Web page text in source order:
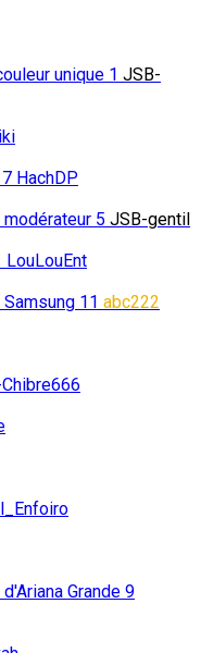
unique 1 JSB-
HachDP
5 JSB-gentil
LouLouEnt
11 abc222
Grande 9